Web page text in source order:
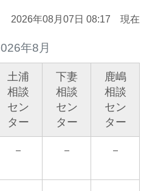
2026年08月07日 08:17 現在
年8月
土浦
相談
セン
ター
下妻
相談
セン
ター
鹿嶋
相談
セン
ター
－ － －